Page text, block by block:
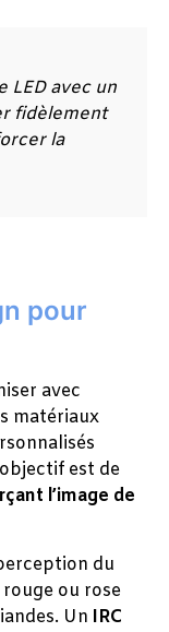
LED avec un
fidèlement
la
pour
avec
matériaux
est de
l’image de
du
ou rose
Un IRC